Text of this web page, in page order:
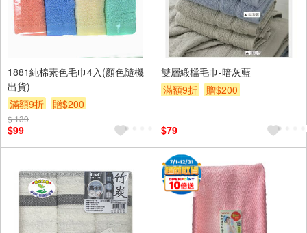
1881純棉素色毛巾4入(顏色隨機
出貨)
滿額9折
贈$200
$ 139
$99
雙層緞檔毛巾-暗灰藍
滿額9折
贈$200
$79